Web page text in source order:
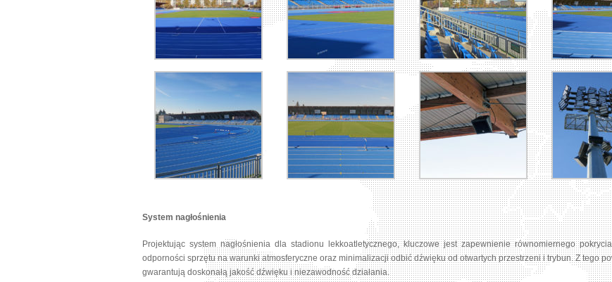
System nagłośnienia
Projektując system nagłośnienia dla stadionu lekkoatletycznego, kluczowe jest zapewnienie równomiernego
odporności sprzętu na warunki atmosferyczne oraz minimalizacji odbić dźwięku od otwartych przestrzeni i trybun. Z tego
gwarantują doskonałą jakość dźwięku i niezawodność działania.